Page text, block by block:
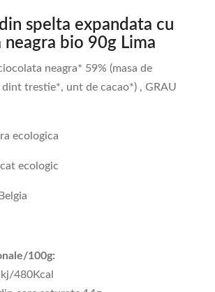
spelta expandata cu
bio 90g Lima
neagra* 59% (masa de
dint trestie*, unt de cacao*) , GRAU
ecologica
ecologic
100g:
480Kcal